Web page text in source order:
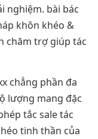
nghiệm. bài bác
khôn khéo &
chăm trợ giúp tác
chẳng phần đa
lượng mang đặc
tắc sale tác
tinh thần của